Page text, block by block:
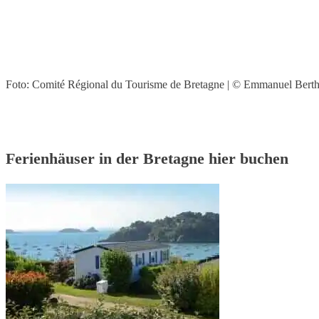
Foto: Comité Régional du Tourisme de Bretagne | © Emmanuel
Ferienhäuser in der Bretagne hier buchen